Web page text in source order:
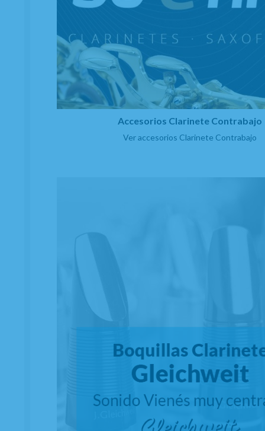
Accesorios Clarinete Contrabajo
Ver accesorios Clarinete Contrabajo